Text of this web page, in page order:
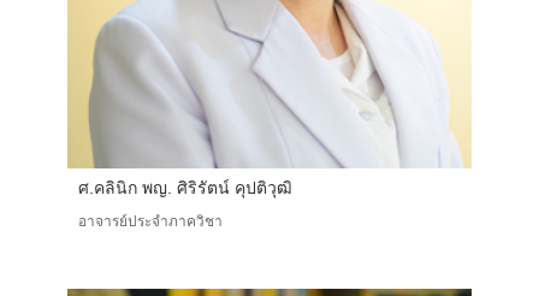
ศ.คลินิก พญ. ศิริรัตน์ คุปติวุฒิ
อาจารย์ประจำภาควิชา